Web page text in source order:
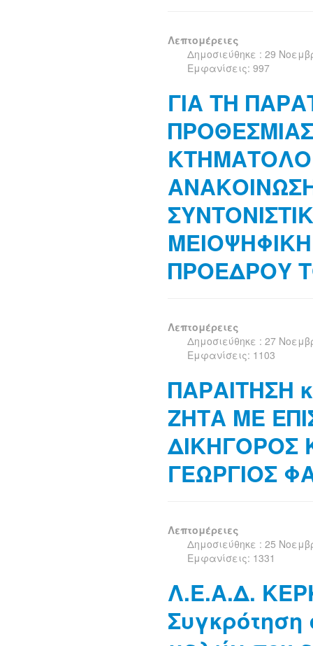
Λεπτομέρειες
Δημοσιεύθηκε : 29
Εμφανίσεις: 997
ΓΙΑ ΤΗ
ΠΡΟΕΔΡΟΥ
Λεπτομέρειες
Δημοσιεύθηκε : 27
Εμφανίσεις: 1103
ΠΑΡΑΙΤΗΣΗ
ΖΗΤΑ ΜΕ
ΔΙΚΗΓΟΡΟΣ
ΓΕΩΡΓΙΟΣ
Λεπτομέρειες
Δημοσιεύθηκε : 25
Εμφανίσεις: 1331
Λ.Ε.Α.Δ.